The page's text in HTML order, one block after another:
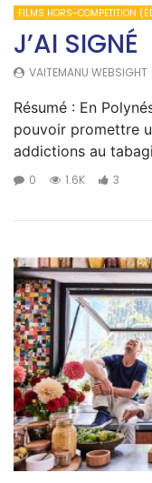
FILMS HORS-COMPETITION
J’AI SIGNÉ
VAITEMANU WEBSIGHT
Résumé : En
pouvoir promettre
addictions au
0 1.6K 3